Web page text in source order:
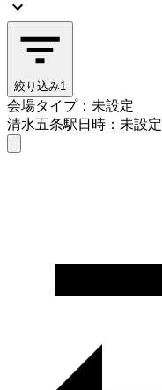
絞り込み1
会場タイプ：未設定
清水五条駅日時：未設定